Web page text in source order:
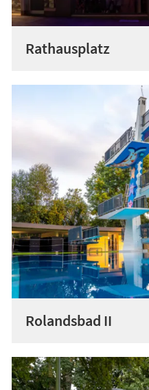
Rathausplatz
Rolandsbad II